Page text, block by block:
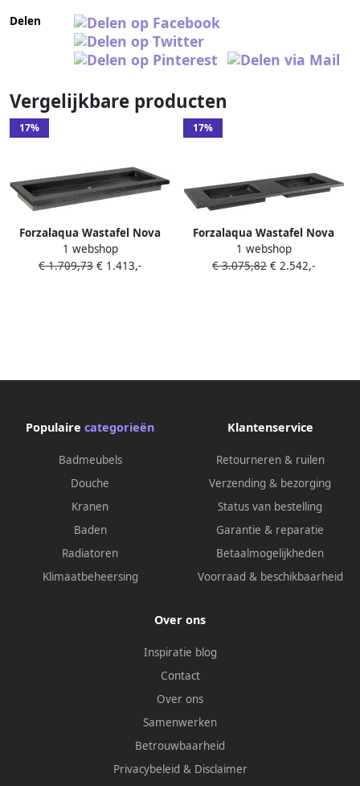
Delen
Vergelijkbare producten
17%
Forzalaqua Wastafel Nova
Doppio Gezoet & Gefrijnd
100.5x51.5x9.5 cm Zonder
1 webshop
€ 1.709,73 € 1.413,-
17%
Forzalaqua Wastafel Nova
Doppio Gezoet & Gefrijnd
160.5x51.5x9.5 cm Graniet 2
1 webshop
€ 3.075,82 € 2.542,-
Populaire categorieën
Badmeubels
Douche
Kranen
Baden
Radiatoren
Klimaatbeheersing
Klantenservice
Retourneren & ruilen
Verzending & bezorging
Status van bestelling
Garantie & reparatie
Betaalmogelijkheden
Voorraad & beschikbaarheid
Over ons
Inspiratie blog
Contact
Over ons
Samenwerken
Betrouwbaarheid
Privacybeleid & Disclaimer